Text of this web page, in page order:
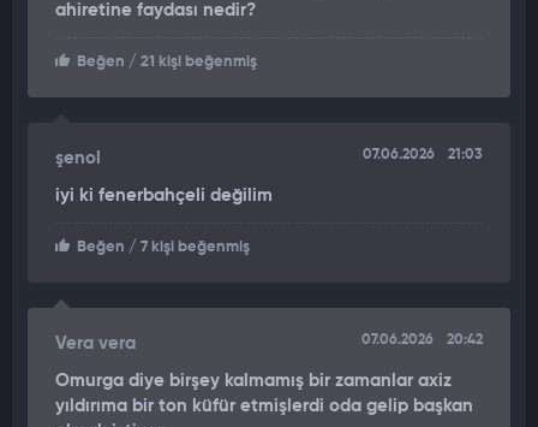
ahiretine faydası nedir?
Beğen / 21 kişi beğenmiş
şenol 07.06.2026 21:03
iyi ki fenerbahçeli değilim
Beğen / 7 kişi beğenmiş
Vera vera 07.06.2026 20:42
Omurga diye birşey kalmamış bir zamanlar axiz
yıldırıma bir ton küfür etmişlerdi oda gelip başkan